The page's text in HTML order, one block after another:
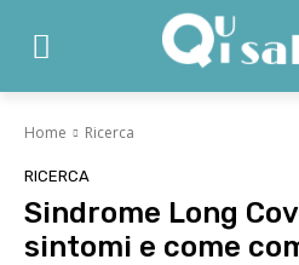
Home Ricerca
RICERCA
Sindrome Long
sintomi e come